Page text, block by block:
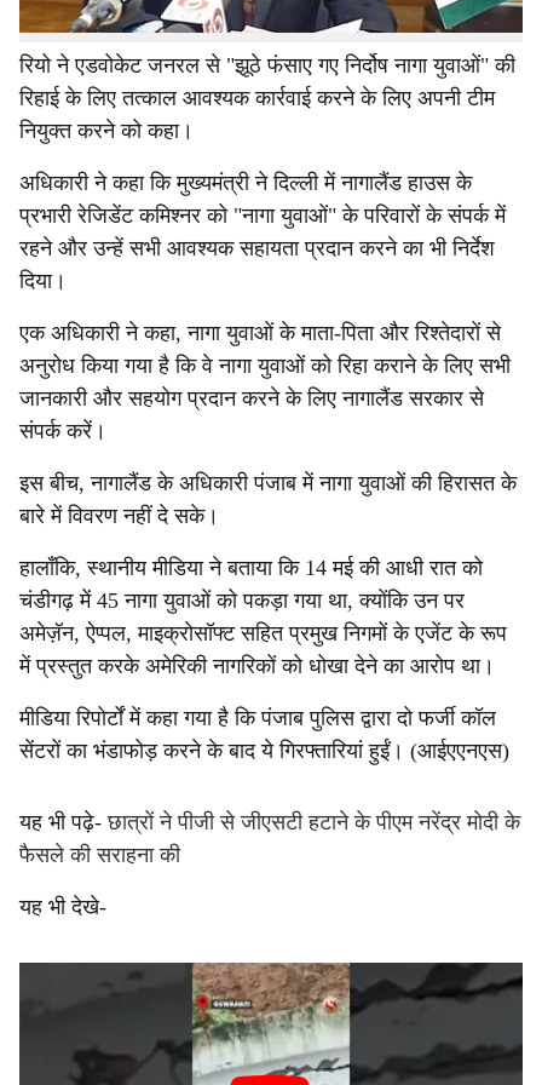
और उन्हें व्यक्तिगत रूप से हस्तक्षेप करने का निर्देश दिया।
रियो ने एडवोकेट जनरल से "झूठे फंसाए गए निर्दोष नागा युवाओं" की
रिहाई के लिए तत्काल आवश्यक कार्रवाई करने के लिए अपनी टीम
नियुक्त करने को कहा।
अधिकारी ने कहा कि मुख्यमंत्री ने दिल्ली में नागालैंड हाउस के
प्रभारी रेजिडेंट कमिश्नर को "नागा युवाओं" के परिवारों के संपर्क में
रहने और उन्हें सभी आवश्यक सहायता प्रदान करने का भी निर्देश
दिया।
एक अधिकारी ने कहा, नागा युवाओं के माता-पिता और रिश्तेदारों से
अनुरोध किया गया है कि वे नागा युवाओं को रिहा कराने के लिए सभी
जानकारी और सहयोग प्रदान करने के लिए नागालैंड सरकार से
संपर्क करें।
इस बीच, नागालैंड के अधिकारी पंजाब में नागा युवाओं की हिरासत के
बारे में विवरण नहीं दे सके।
हालाँकि, स्थानीय मीडिया ने बताया कि 14 मई की आधी रात को
चंडीगढ़ में 45 नागा युवाओं को पकड़ा गया था, क्योंकि उन पर
अमेज़ॅन, ऐप्पल, माइक्रोसॉफ्ट सहित प्रमुख निगमों के एजेंट के रूप
में प्रस्तुत करके अमेरिकी नागरिकों को धोखा देने का आरोप था।
मीडिया रिपोर्टों में कहा गया है कि पंजाब पुलिस द्वारा दो फर्जी कॉल
सेंटरों का भंडाफोड़ करने के बाद ये गिरफ्तारियां हुईं। (आईएएनएस)
यह भी पढ़े-छात्रों ने पीजी से जीएसटी हटाने के पीएम नरेंद्र मोदी के
फैसले की सराहना की
यह भी देखे-